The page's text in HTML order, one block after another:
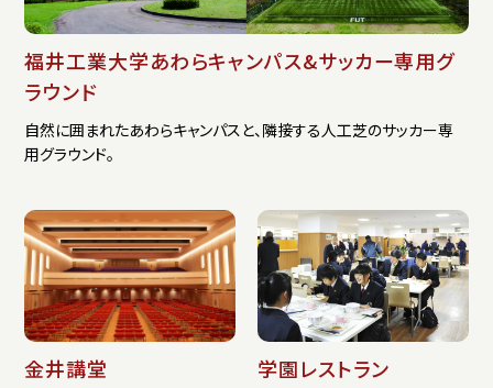
福井工業大学あわらキャンパス&サッカー専用グ
ラウンド
自然に囲まれたあわらキャンパスと、隣接する人工芝のサッカー専
用グラウンド。
金井講堂 学園レストラン